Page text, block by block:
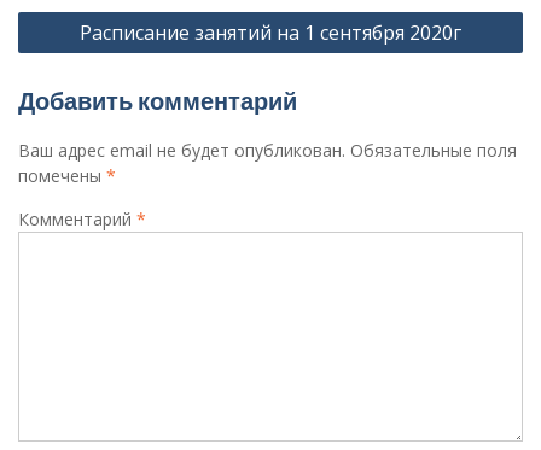
Расписание занятий на 1 сентября 2020г
Добавить комментарий
Ваш адрес email не будет опубликован. Обязательные поля
помечены *
Комментарий *